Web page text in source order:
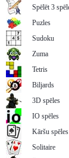
Spēlēt 3
Puzles
Sudoku
Zuma
Tetris
Biljards
3D spēles
IO spēles
Kāršu spēles
Solitaire